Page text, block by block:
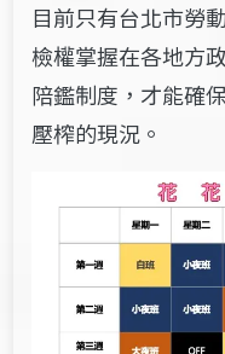
目前只有台北市勞
檢權掌握在各地方
陪鑑制度，才能確
壓榨的現況。